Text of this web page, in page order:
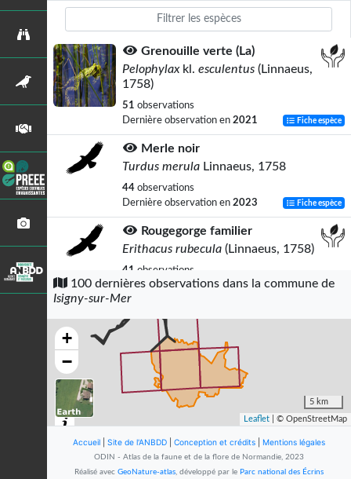
Grenouille verte (La)
Pelophylax kl. esculentus (Linnaeus,
1758)
51 observations
Dernière observation en 2021 Fiche espèce
Merle noir
Turdus merula Linnaeus, 1758
44 observations
Dernière observation en 2023 Fiche espèce
Rougegorge familier
Erithacus rubecula (Linnaeus, 1758)
41 observations
Dernière observation en2024 Fiche espèce
Fringilla coelebs
39observations
Dernière observation en2024
Piérides
Pieridae Swainson, 1820
Dernière observation en
100 dernières observations dans la commune de
Isigny-sur-Mer
+
−
5 km
Leaflet | © OpenStreetMap
Accueil Site de l'ANBDD Conception et crédits Mentions légales
ODIN - Atlas de la faune et de la flore de Normandie, 2023
Réalisé avec GeoNature-atlas, développé par le Parc national des Écrins